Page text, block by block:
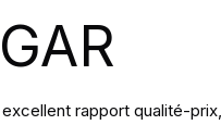
rapport qualité-